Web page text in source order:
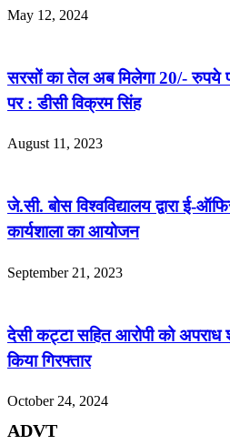
May 12, 2024
सरसों का तेल अब मिलेगा 20/- रुपये
पर : डीसी विक्रम सिंह
August 11, 2023
जे.सी. बोस विश्वविद्यालय द्वारा ई-
कार्यशाला का आयोजन
September 21, 2023
देसी कट्टा सहित आरोपी को
किया गिरफ्तार
October 24, 2024
ADVT